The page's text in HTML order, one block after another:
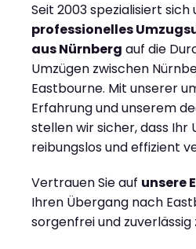
Seit 2003 spezialisiert sich
professionelles
aus Nürnberg auf die
Umzügen zwischen
Eastbourne. Mit unserer
Erfahrung und unserem
stellen wir sicher, dass Ihr
reibungslos und effizient
Vertrauen Sie auf unsere
Ihren Übergang nach
sorgenfrei und